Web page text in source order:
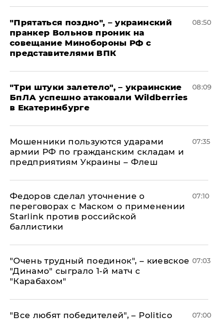
"Прятаться поздно", – украинский
пранкер Вольнов проник на
совещание Минобороны РФ с
представителями ВПК
08:50
"Три штуки залетело", – украинские
БпЛА успешно атаковали Wildberries
в Екатеринбурге
08:09
Мошенники пользуются ударами
армии РФ по гражданским складам и
предприятиям Украины – Флеш
07:35
Федоров сделал уточнение о
переговорах с Маском о применении
Starlink против российской
баллистики
07:10
"Очень трудный поединок", – киевское
"Динамо" сыграло 1-й матч с
"Карабахом"
07:03
​"Все любят победителей", – Politico
07:00